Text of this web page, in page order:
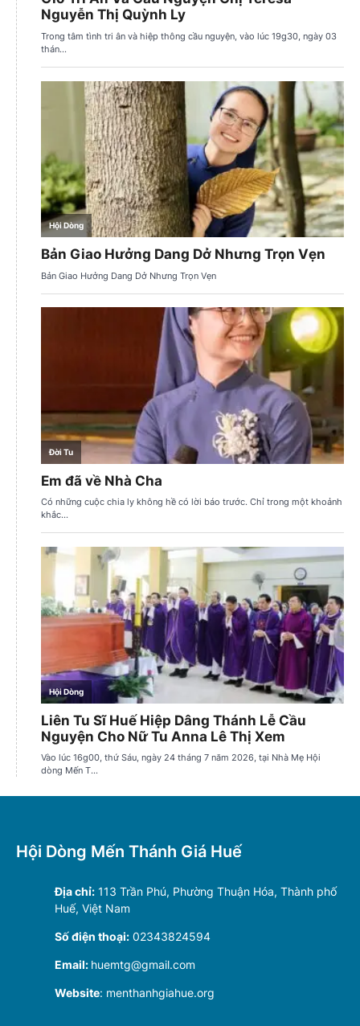
Hội Dòng Mến Thánh Giá Huế
Địa chỉ: 113 Trần Phú, Phường Thuận Hóa, Thành phố
Huế, Việt Nam
Số điện thoại: 02343824594
Email: huemtg@gmail.com
Website: menthanhgiahue.org